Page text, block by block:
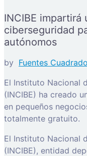
INCIBE
ciberseguridad
autónomos
by Fuentes Cuadrado
El Instituto Nacional
(INCIBE) ha creado
en pequeños
totalmente gratuito.
El Instituto Nacional
(INCIBE), entidad